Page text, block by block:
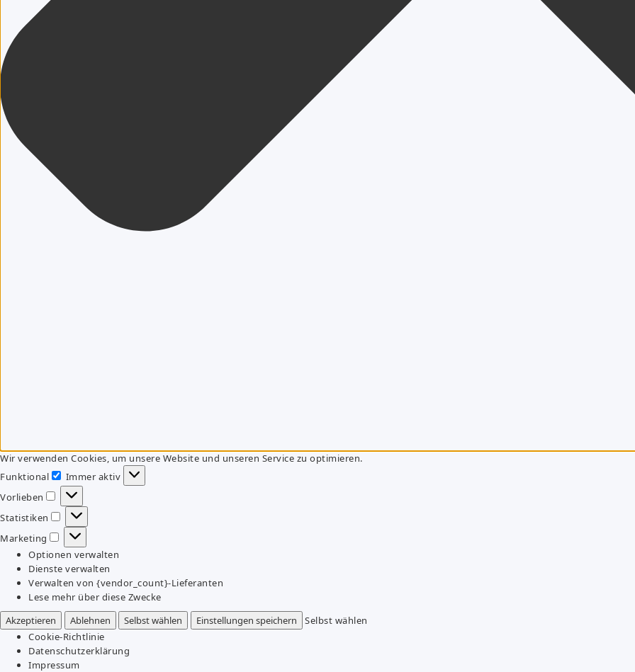
Wir verwenden Cookies, um unsere Website und unseren Service zu optimieren.
Funktional
Funktional
Immer aktiv
Vorlieben
Vorlieben
Statistiken
Statistiken
Marketing
Marketing
Optionen verwalten
Dienste verwalten
Verwalten von {vendor_count}-Lieferanten
Lese mehr über diese Zwecke
Akzeptieren
Ablehnen Selbst wählen Einstellungen speichern
Selbst wählen
Cookie-Richtlinie
Datenschutzerklärung
Impressum